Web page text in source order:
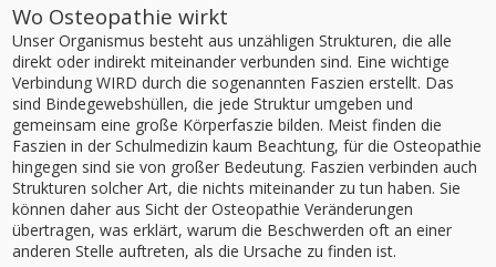
Wo Osteopathie wirkt
Unser Organismus besteht aus unzähligen Strukturen, die alle
direkt oder indirekt miteinander verbunden sind. Eine wichtige
Verbindung WIRD durch die sogenannten Faszien erstellt. Das
sind Bindegewebshüllen, die jede Struktur umgeben und
gemeinsam eine große Körperfaszie bilden. Meist finden die
Faszien in der Schulmedizin kaum Beachtung, für die Osteopathie
hingegen sind sie von großer Bedeutung. Faszien verbinden auch
Strukturen solcher Art, die nichts miteinander zu tun haben. Sie
können daher aus Sicht der Osteopathie Veränderungen
übertragen, was erklärt, warum die Beschwerden oft an einer
anderen Stelle auftreten, als die Ursache zu finden ist.